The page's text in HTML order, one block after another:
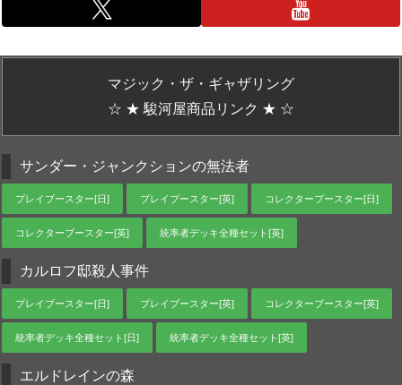
マジック・ザ・ギャザリング
☆ ★ 駿河屋商品リンク ★ ☆
サンダー・ジャンクションの無法者
プレイブースター[日] プレイブースター[英] コレクターブースター[日]
コレクターブースター[英] 統率者デッキ全種セット[英]
カルロフ邸殺人事件
プレイブースター[日] プレイブースター[英] コレクターブースター[英]
統率者デッキ全種セット[日] 統率者デッキ全種セット[英]
エルドレインの森